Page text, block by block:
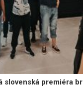
slovenská premiéra